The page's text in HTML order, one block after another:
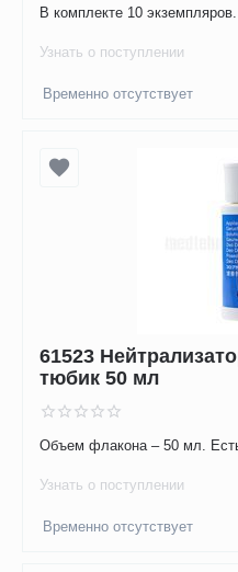
В комплекте 10 экземпляров.
Узнать о поступлении
Временно отсутствует
61523
тюбик 50 мл
Объем флакона – 50 мл.
Узнать о поступлении
Временно отсутствует